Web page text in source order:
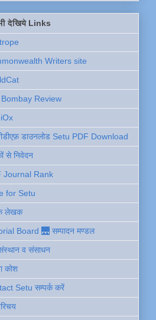
देखिये Links
Writers site
Review
डाउनलोड Setu PDF Download
से निवेदन
Journal Rank
for Setu
लेखक
Board 🌉 सम्पादन मण्डल
संस्थान व संसाधन
कोश
Setu सम्पर्क करें